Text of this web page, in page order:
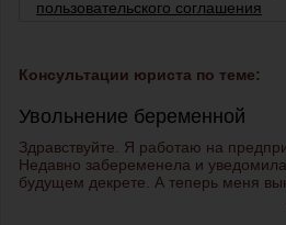
пользовательского соглашения
Консультации юриста по теме:
Увольнение беременной
Здравствуйте. Я работаю на
Недавно забеременела и
будущем декрете. А теперь меня